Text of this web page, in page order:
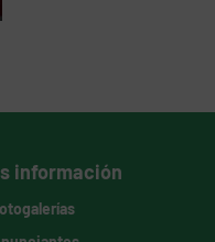
información